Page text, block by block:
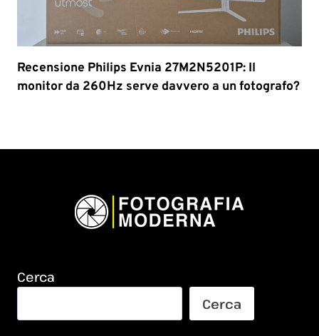
Recensione Philips Evnia 27M2N5201P: Il
monitor da 260Hz serve davvero a un fotografo?
Cerca
Cerca